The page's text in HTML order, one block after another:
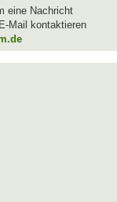
eine Nachricht
Mail kontaktieren